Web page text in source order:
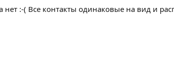
:-( Все контакты одинаковые на вид и